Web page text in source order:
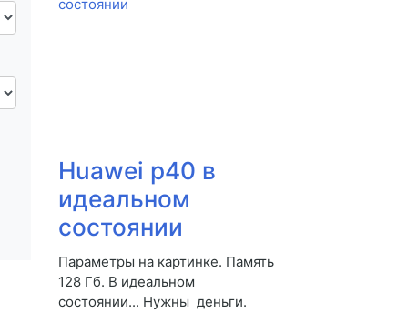
Huawei p40 в
идеальном
состоянии
Параметры на картинке. Память
128 Гб. В идеальном
состоянии... Нужны деньги.